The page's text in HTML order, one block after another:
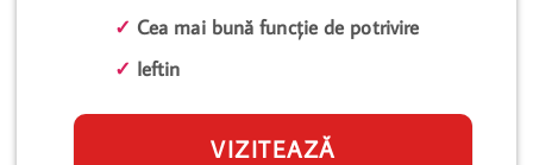
✓ Cea mai bună funcție de potrivire
✓ Ieftin
VIZITEAZĂ